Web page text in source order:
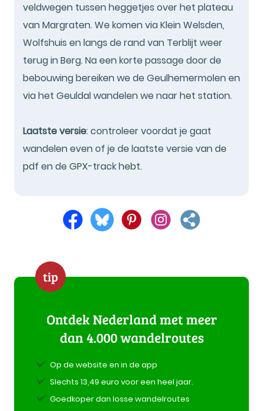
veldwegen tussen heggetjes over het plateau
van Margraten. We komen via Klein Welsden,
Wolfshuis en langs de rand van Terblijt weer
terug in Berg. Na een korte passage door de
bebouwing bereiken we de Geulhemermolen en
via het Geuldal wandelen we naar het station.
Laatste versie: controleer voordat je gaat
wandelen even of je de laatste versie van de
pdf en de GPX-track hebt.
tip
Ontdek Nederland met meer
dan 4.000 wandelroutes
Op de website en in de app
Slechts 13,49 euro voor een heel jaar.
Goedkoper dan losse wandelroutes